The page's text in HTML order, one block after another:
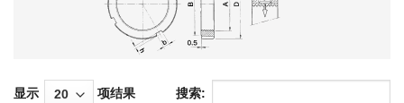
显示 项结果 搜索: